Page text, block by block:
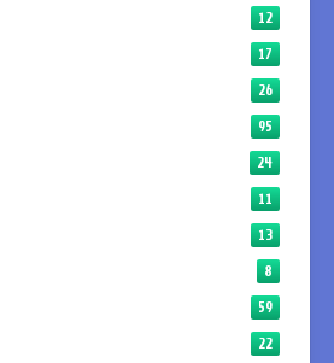
12
17
26
95
24
11
13
8
59
22